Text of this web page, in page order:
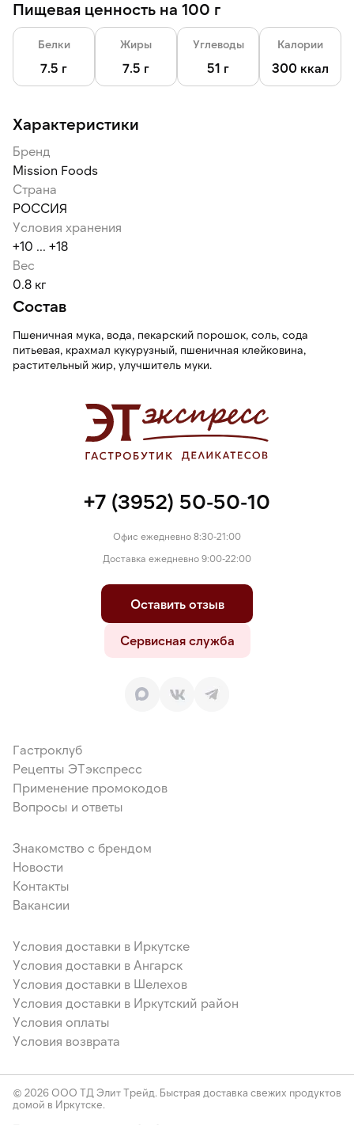
и не трескается.
Пищевая ценность на 100 г
Белки
7.5 г
Жиры
7.5 г
Углеводы
51 г
Калории
300 ккал
Характеристики
Бренд
Mission Foods
Страна
РОССИЯ
Условия хранения
+10 ... +18
Вес
0.8 кг
Состав
Пшеничная мука, вода, пекарский порошок, соль, сода
питьевая, крахмал кукурузный, пшеничная клейковина,
растительный жир, улучшитель муки.
+7 (3952) 50-50-10
Офис ежедневно 8:30-21:00
Доставка ежедневно 9:00-22:00
Оставить отзыв
Сервисная служба
Гастроклуб
Рецепты ЭТэкспресс
Применение промокодов
Вопросы и ответы
Знакомство с брендом
Новости
Контакты
Вакансии
Условия доставки в Иркутске
Условия доставки в Ангарск
Условия доставки в Шелехов
Условия доставки в Иркутский район
Условия оплаты
Условия возврата
© 2026 ООО ТД Элит Трейд. Быстрая доставка свежих продуктов
домой в Иркутске.